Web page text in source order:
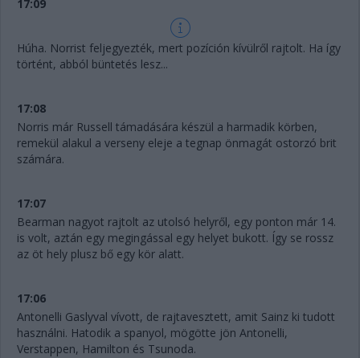
17:09
Húha. Norrist feljegyezték, mert pozíción kívülről rajtolt. Ha így
történt, abból büntetés lesz...
17:08
Norris már Russell támadására készül a harmadik körben,
remekül alakul a verseny eleje a tegnap önmagát ostorzó brit
számára.
17:07
Bearman nagyot rajtolt az utolsó helyről, egy ponton már 14.
is volt, aztán egy megingással egy helyet bukott. Így se rossz
az öt hely plusz bő egy kör alatt.
17:06
Antonelli Gaslyval vívott, de rajtavesztett, amit Sainz ki tudott
használni. Hatodik a spanyol, mögötte jön Antonelli,
Verstappen, Hamilton és Tsunoda.